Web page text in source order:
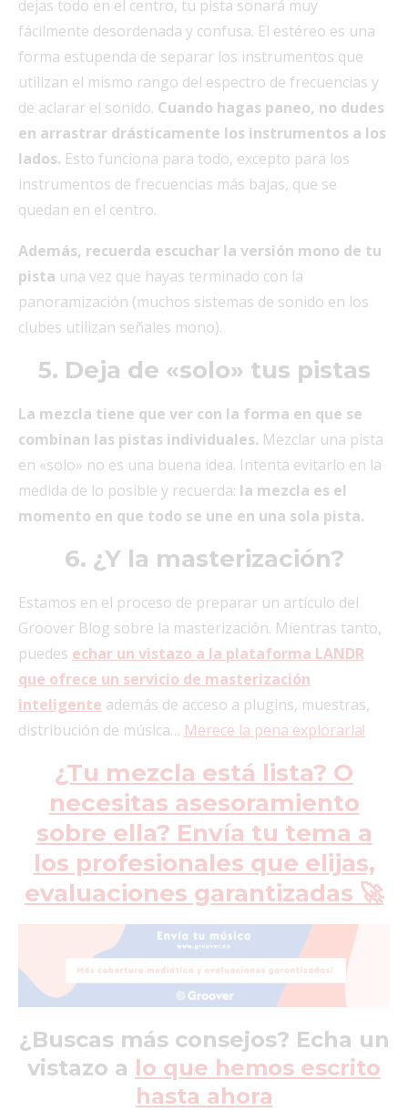
dejas todo en el centro, tu pista sonará muy
fácilmente desordenada y confusa. El estéreo es una
forma estupenda de separar los instrumentos que
utilizan el mismo rango del espectro de frecuencias y
de aclarar el sonido. Cuando hagas paneo, no dudes
en arrastrar drásticamente los instrumentos a los
lados. Esto funciona para todo, excepto para los
instrumentos de frecuencias más bajas, que se
quedan en el centro.
Además, recuerda escuchar la versión mono de tu
pista una vez que hayas terminado con la
panoramización (muchos sistemas de sonido en los
clubes utilizan señales mono).
5. Deja de «solo» tus pistas
La mezcla tiene que ver con la forma en que se
combinan las pistas individuales. Mezclar una pista
en «solo» no es una buena idea. Intenta evitarlo en la
medida de lo posible y recuerda: la mezcla es el
momento en que todo se une en una sola pista.
6. ¿Y la masterización?
Estamos en el proceso de preparar un artículo del
Groover Blog sobre la masterización. Mientras tanto,
puedes echar un vistazo a la plataforma LANDR
que ofrece un servicio de masterización
inteligente además de acceso a plugins, muestras,
distribución de música… Merece la pena explorarla!
¿Tu mezcla está lista? O
necesitas asesoramiento
sobre ella? Envía tu tema a
los profesionales que elijas,
evaluaciones garantizadas 🚀
¿Buscas más consejos? Echa un
vistazo a lo que hemos escrito
hasta ahora